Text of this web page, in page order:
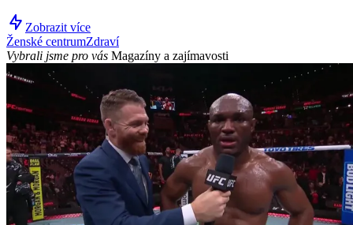
Zobrazit více
Ženské centrumZdraví
Vybrali jsme pro vás Magazíny a zajímavosti